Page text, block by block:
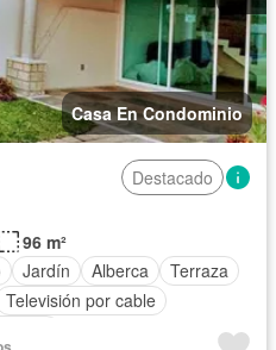
Casa En Condominio
Destacado
96 m²
Jardín Alberca
Terraza
Televisión por cable